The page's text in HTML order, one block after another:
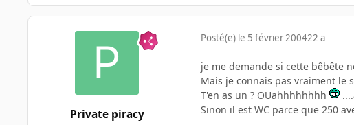
Private piracy
Posté(e) le 5 février 200422 a
je me demande si cette bêbête
Mais je connais pas vraiment le
T'en as un ? OUahhhhhhhh
Sinon il est WC parce que 250